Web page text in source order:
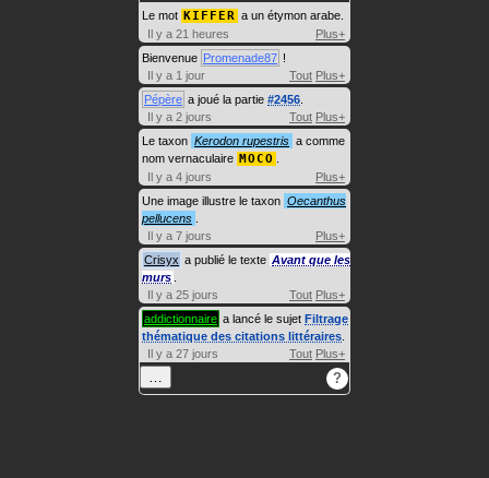
Le mot KIFFER a un étymon arabe.
Il y a 21 heures
Plus+
Bienvenue Promenade87 !
Il y a 1 jour
Tout Plus+
Pépère a joué la partie #2456
Il y a 2 jours
Tout Plus+
Le taxon Kerodon rupestris a comme
nom vernaculaire MOCO
Il y a 4 jours
Plus+
Une image illustre le taxon Oecanthus
pellucens
Il y a 7 jours
Plus+
Crisyx a publié le texte Avant que les
murs
Il y a 25 jours
Tout Plus+
addictionnaire a lancé le sujet Filtrage
thématique des citations littéraires
Il y a 27 jours
Tout Plus+
… ?